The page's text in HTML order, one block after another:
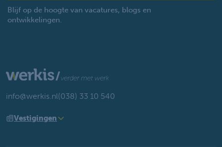
Blijf op de hoogte van vacatures, blogs en
ontwikkelingen.
info@werkis.nl(038) 33 10 540
Vestigingen